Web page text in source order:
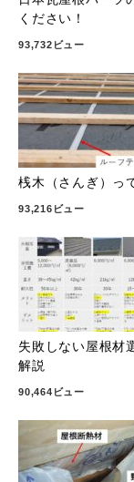
ください！
93,732ビュー
桟木（さんぎ）
93,216ビュー
失敗しない屋根材
解説
90,464ビュー